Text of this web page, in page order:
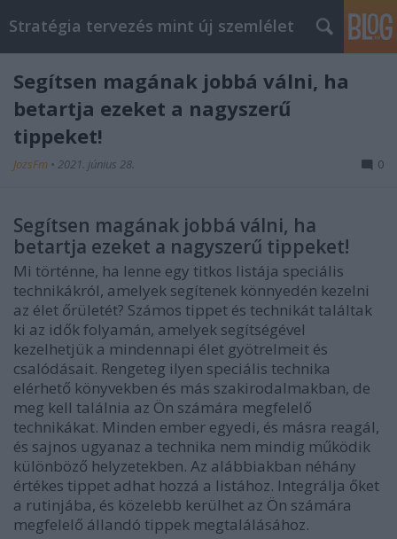
Stratégia tervezés mint új szemlélet
Segítsen magának jobbá válni, ha
betartja ezeket a nagyszerű
tippeket!
JozsFm • 2021. június 28. 0
Segítsen magának jobbá válni, ha
betartja ezeket a nagyszerű tippeket!
Mi történne, ha lenne egy titkos listája speciális
technikákról, amelyek segítenek könnyedén kezelni
az élet őrületét? Számos tippet és technikát találtak
ki az idők folyamán, amelyek segítségével
kezelhetjük a mindennapi élet gyötrelmeit és
csalódásait. Rengeteg ilyen speciális technika
elérhető könyvekben és más szakirodalmakban, de
meg kell találnia az Ön számára megfelelő
technikákat. Minden ember egyedi, és másra reagál,
és sajnos ugyanaz a technika nem mindig működik
különböző helyzetekben. Az alábbiakban néhány
értékes tippet adhat hozzá a listához. Integrálja őket
a rutinjába, és közelebb kerülhet az Ön számára
megfelelő állandó tippek megtalálásához.